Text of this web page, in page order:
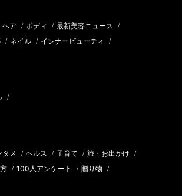
ヘア / ボディ / 最新美容ニュース /
/ ネイル / インナービューティ /
/
タメ / ヘルス / 子育て / 旅・お出かけ /
/ 100人アンケート / 贈り物 /